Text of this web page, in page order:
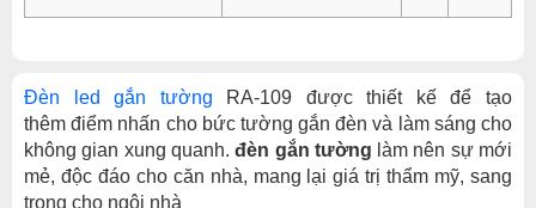
Đèn led gắn tường
RA-109 được thiết kế để tạo
thêm điểm nhấn cho bức tường gắn đèn và làm sáng cho
không gian xung quanh.đèn gắn tường làm nên sự mới
mẻ, độc đáo cho căn nhà, mang lại giá trị thẩm mỹ, sang
trọng cho ngôi nhà